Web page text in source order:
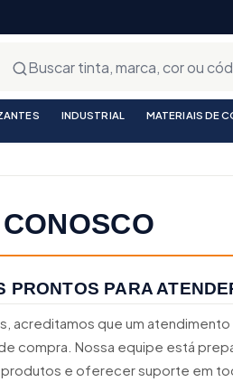
INDUSTRIAL MATERIAIS DE
PRONTOS PARA
acreditamos que um
compra. Nossa equipe está
e oferecer suporte em